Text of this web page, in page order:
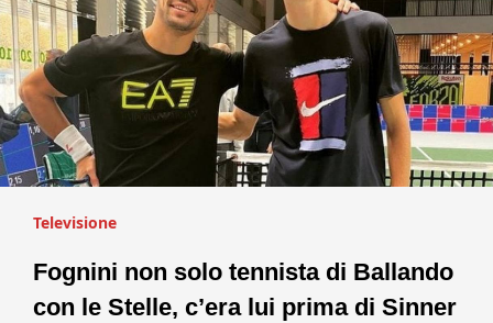
Televisione
Fognini non solo tennista di Ballando
con le Stelle, c’era lui prima di Sinner